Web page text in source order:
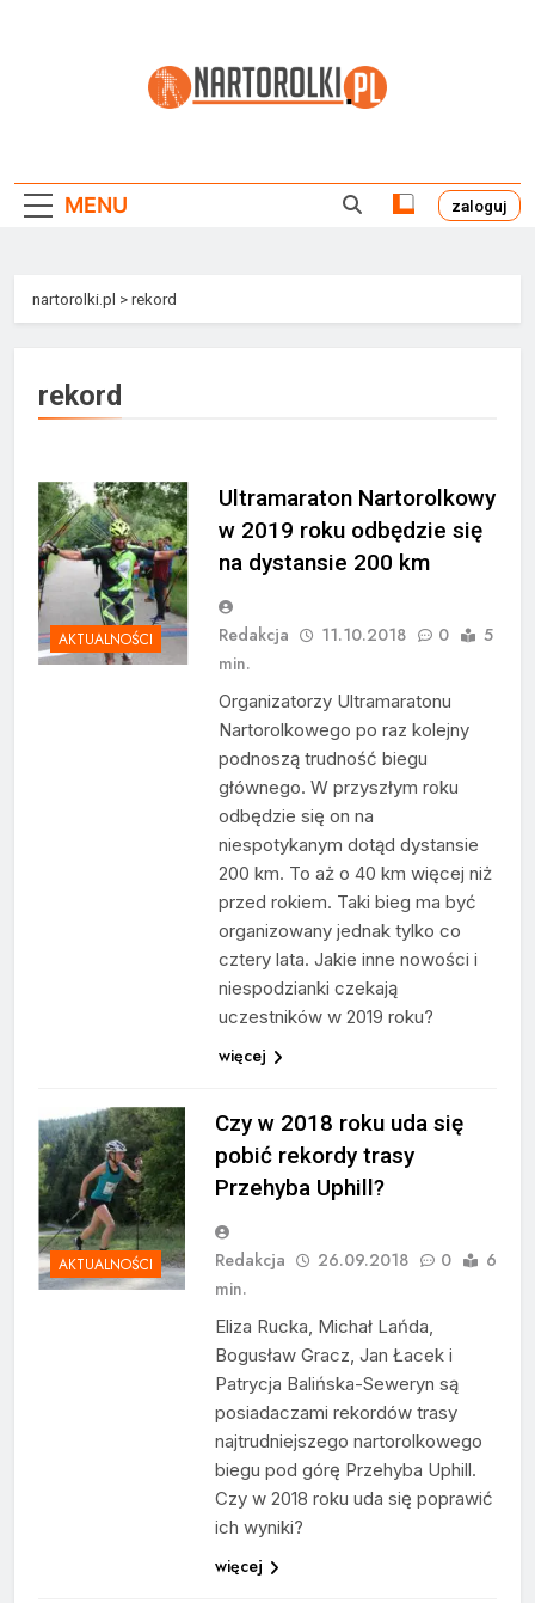
MENU zaloguj
nartorolki.pl >rekord
rekord
AKTUALNOŚCI
Ultramaraton Nartorolkowy
w 2019 roku odbędzie się
na dystansie 200 km
Redakcja 11.10.2018 0
5
min.
Organizatorzy Ultramaratonu
Nartorolkowego po raz kolejny
podnoszą trudność biegu
głównego. W przyszłym roku
odbędzie się on na
niespotykanym dotąd dystansie
200 km. To aż o 40 km więcej niż
przed rokiem. Taki bieg ma być
organizowany jednak tylko co
cztery lata. Jakie inne nowości i
niespodzianki czekają
uczestników w 2019 roku?
więcej
AKTUALNOŚCI
Czy w 2018 roku uda się
pobić rekordy trasy
Przehyba Uphill?
Redakcja 26.09.2018 0
6
min.
Eliza Rucka, Michał Lańda,
Bogusław Gracz, Jan Łacek i
Patrycja Balińska-Seweryn są
posiadaczami rekordów trasy
najtrudniejszego nartorolkowego
biegu pod górę Przehyba Uphill.
Czy w 2018 roku uda się poprawić
ich wyniki?
więcej